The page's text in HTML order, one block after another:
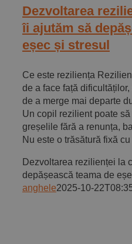
Dezvoltarea
îi ajutăm să
eșec și stresul
Ce este reziliența
de a face față
de a merge mai departe
Un copil rezilient poate
greșelile fără a renunța,
Nu este o trăsătură fixă
Dezvoltarea rezilienței la
depășească teama de
anghele2025-10-